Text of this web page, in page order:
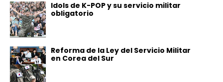
Idols de K-POP y su servicio militar
obligatorio
Reforma de la Ley del Servicio Militar
en Corea del Sur